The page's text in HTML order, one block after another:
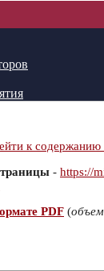
к содержанию
- https://
PDF (